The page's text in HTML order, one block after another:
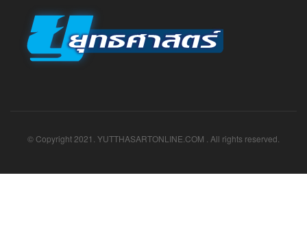
© Copyright 2021. YUTTHASARTONLINE.COM . All rights reserved.